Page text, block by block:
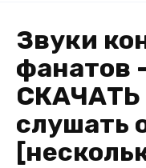
Звуки
фанатов
СКАЧАТЬ
слушать